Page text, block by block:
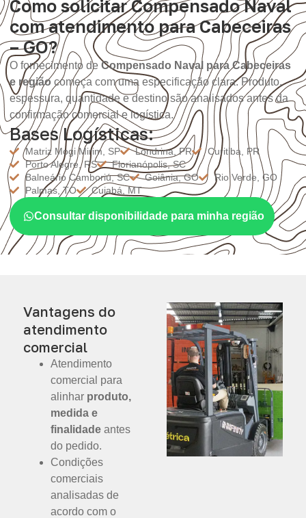
Como solicitar Compensado Naval
com atendimento para Cabeceiras
– GO?
O fornecimento de Compensado Naval para Cabeceiras
e região começa com uma especificação clara. Produto,
espessura, quantidade e destino são analisados antes da
confirmação comercial e logística.
Bases Logísticas:
Matriz Mogi Mirim, SP Londrina, PR
Curitiba, PR
Porto Alegre, RS
Florianópolis, SC
Balneário Camboriú, SC
Goiânia, GO
Rio Verde, GO
Palmas, TO
Cuiabá, MT
Consultar disponibilidade para minha região
Vantagens do
atendimento
comercial
Atendimento
comercial para
alinhar produto,
medida e
finalidade antes
do pedido.
Condições
comerciais
analisadas de
acordo com o